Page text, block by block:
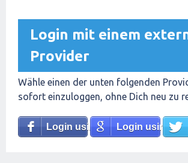
Login mit einem
Provider
Wähle einen der unten folgenden
sofort einzuloggen, ohne Dich neu zu
Login using Facebook
Login using